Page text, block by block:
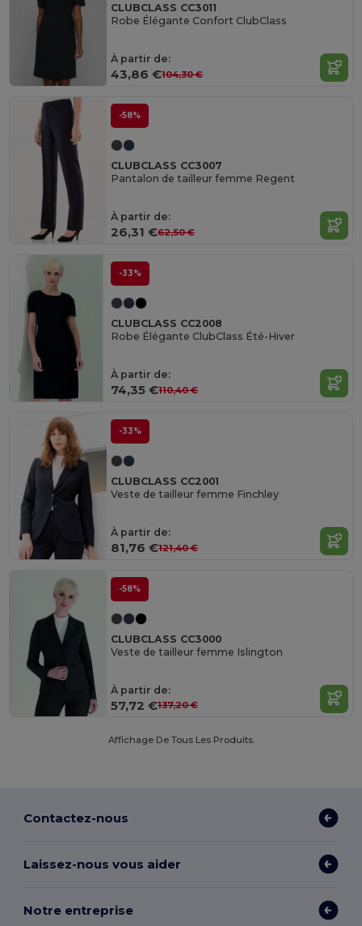
CLUBCLASS CC3011
Robe Élégante Confort ClubClass
À partir de:
43,86 €104,30 €
-58%
CLUBCLASS CC3007
Pantalon de tailleur femme Regent
À partir de:
26,31 €62,50 €
-33%
CLUBCLASS CC2008
Robe Élégante ClubClass Été-Hiver
À partir de:
74,35 €110,40 €
-33%
CLUBCLASS CC2001
Veste de tailleur femme Finchley
À partir de:
81,76 €121,40 €
-58%
CLUBCLASS CC3000
Veste de tailleur femme Islington
À partir de:
57,72 €137,20 €
Affichage De Tous Les Produits.
Contactez-nous
Laissez-nous vous aider
Notre entreprise